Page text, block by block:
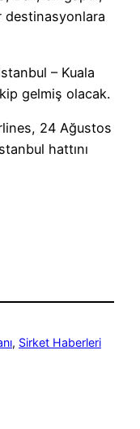
destinasyonlara
– Kuala
gelmiş olacak.
24 Ağustos
hattını
, Sirket Haberleri